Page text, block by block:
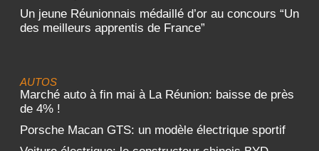
Un jeune Réunionnais médaillé d’or au concours “Un
des meilleurs apprentis de France”
AUTOS
Marché auto à fin mai à La Réunion: baisse de près
de 4% !
Porsche Macan GTS: un modèle électrique sportif